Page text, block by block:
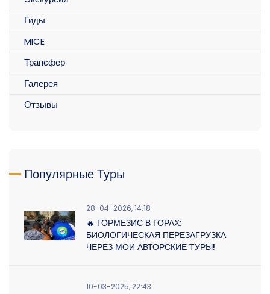
Гиды
MICE
Трансфер
Галерея
Отзывы
Популярные Туры
28-04-2026, 14:18
🔥 ГОРМЕЗИС В ГОРАХ:
БИОЛОГИЧЕСКАЯ ПЕРЕЗАГРУЗКА
ЧЕРЕЗ МОИ АВТОРСКИЕ ТУРЫ!
10-03-2025, 22:43